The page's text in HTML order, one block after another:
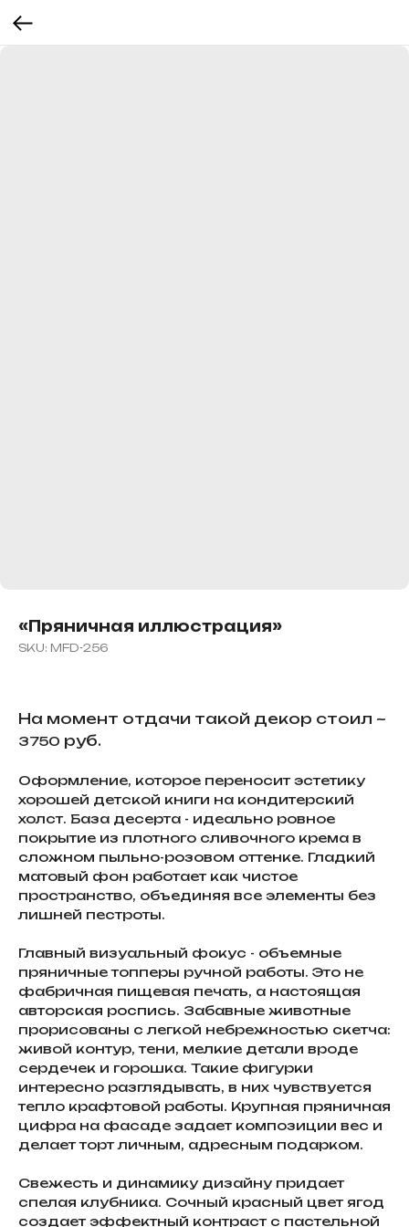
«Пряничная иллюстрация»
SKU: MFD-256
На момент отдачи такой декор стоил ~
3750 руб.
Оформление, которое переносит эстетику
хорошей детской книги на кондитерский
холст. База десерта - идеально ровное
покрытие из плотного сливочного крема в
сложном пыльно-розовом оттенке. Гладкий
матовый фон работает как чистое
пространство, объединяя все элементы без
лишней пестроты.
Главный визуальный фокус - объемные
пряничные топперы ручной работы. Это не
фабричная пищевая печать, а настоящая
авторская роспись. Забавные животные
прорисованы с легкой небрежностью скетча:
живой контур, тени, мелкие детали вроде
сердечек и горошка. Такие фигурки
интересно разглядывать, в них чувствуется
тепло крафтовой работы. Крупная пряничная
цифра на фасаде задает композиции вес и
делает торт личным, адресным подарком.
Свежесть и динамику дизайну придает
спелая клубника. Сочный красный цвет ягод
создает эффектный контраст с пастельной